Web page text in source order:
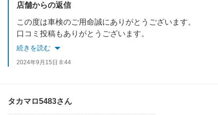
店舗からの返信
この度は車検のご用命誠にありがとうございます。
口コミ投稿もありがとうございます。
わかりやすかったとおっしゃっていただき嬉しく思います。日頃のタイヤエアチェックや日常点検も行っておりますのでお気軽にご利用ください。
続きを読む
2024年9月15日 8:44
タカマロ5483さん